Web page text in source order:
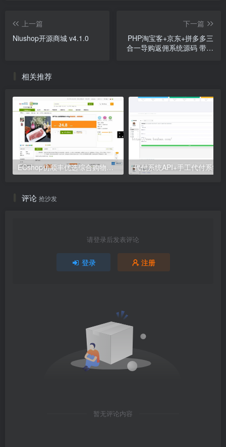
上一篇
Niushop开源商城 v4.1.0
下一篇
PHP淘宝客+京东+拼多多三
合一导购返佣系统源码 带公
相关推荐
ECshop仿顺丰优选综合购物商城平台源码
评论 抢沙发
请登录后发表评论
登录 注册
暂无评论内容